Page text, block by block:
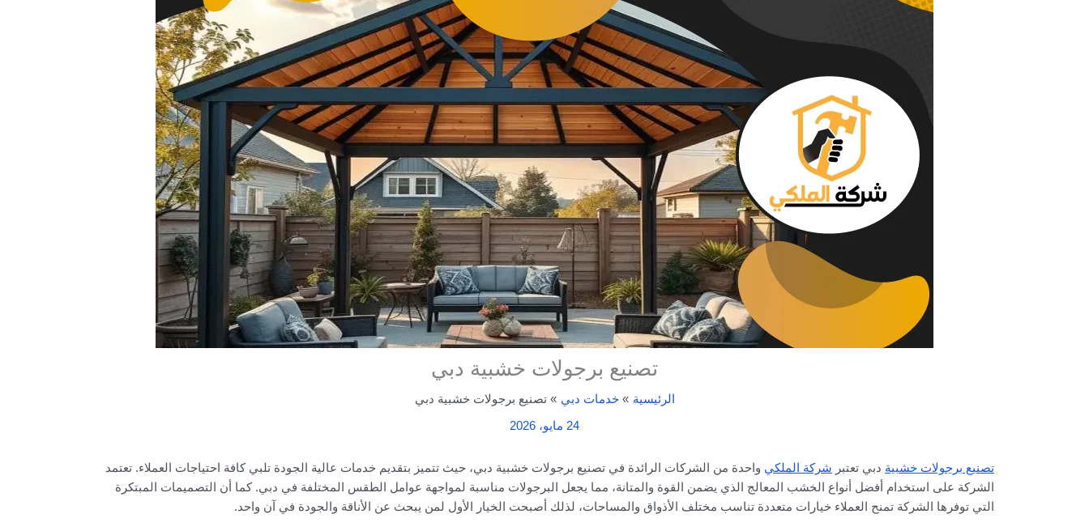
تصنيع برجولات خشبية دبي
الرئيسية خدمات دبي
تصنيع برجولات خشبية دبي
24 مايو، 2026
تصنيع برجولات خشبية دبي تعتبر شركة الملكي واحدة من الشركات الرائدة في تصنيع برجولات خشبية دبي، حيث تتميز بتقديم خدمات عالية الجودة تلبي كافة احتياجات العملاء. تعتمد
الشركة على استخدام أفضل أنواع الخشب المعالج الذي يضمن القوة والمتانة، مما يجعل البرجولات مناسبة لمواجهة عوامل الطقس المختلفة في دبي. كما أن التصميمات المبتكرة
التي توفرها الشركة تمنح العملاء خيارات متعددة تناسب مختلف الأذواق والمساحات، لذلك أصبحت الخيار الأول لمن يبحث عن الأناقة والجودة في آن واحد.